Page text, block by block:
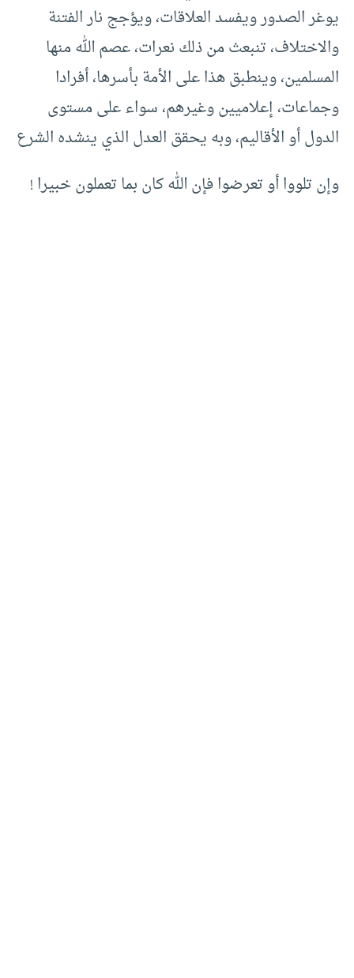
يوغر الصدور ويفسد العلاقات، ويؤجج نار الفتنة
والاختلاف، تنبعث من ذلك نعرات، عصم الله منها
المسلمين، وينطبق هذا على الأمة بأسرها، أفرادا
وجماعات، إعلاميين وغيرهم، سواء على مستوى
الدول أو الأقاليم، وبه يحقق العدل الذي ينشده الشرع
وإن تلووا أو تعرضوا فإن الله كان بما تعملون خبيرا !